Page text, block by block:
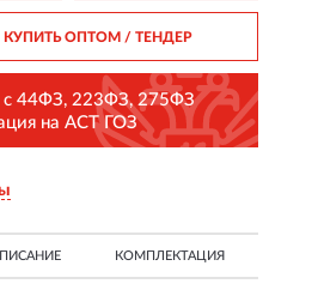
КУПИТЬ ОПТОМ/ ТЕНДЕР
с 44ФЗ, 223ФЗ, 275ФЗ
на АСТ ГОЗ
КОМПЛЕКТАЦИЯ